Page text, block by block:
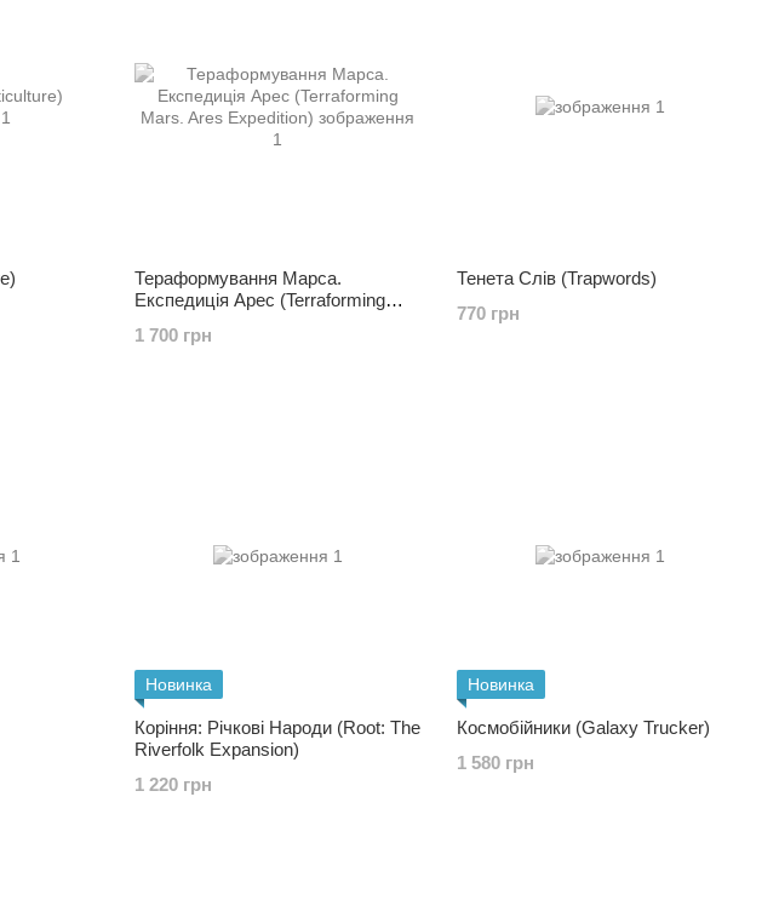
Тераформування Марса.
Експедиція Арес (Terraforming
1 700 грн
Тенета Слів (Trapwords)
770 грн
Новинка
Коріння: Річкові Народи (Root: The
Riverfolk Expansion)
1 220 грн
Новинка
Космобійники (Galaxy Trucker)
1 580 грн